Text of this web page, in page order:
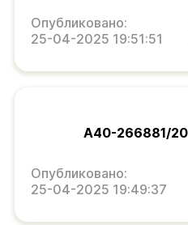
Опубликовано:
25-04-2025 19:51:51
А40-266881/
Опубликовано:
25-04-2025 19:49:37